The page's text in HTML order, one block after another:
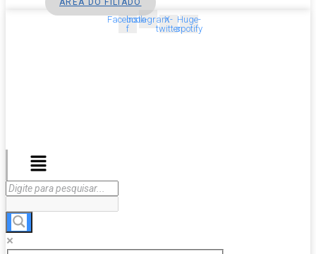
ÁREA DO FILIADO
Facebook-
f
InstagramX-
twitter
Huge-
spotify
Menu